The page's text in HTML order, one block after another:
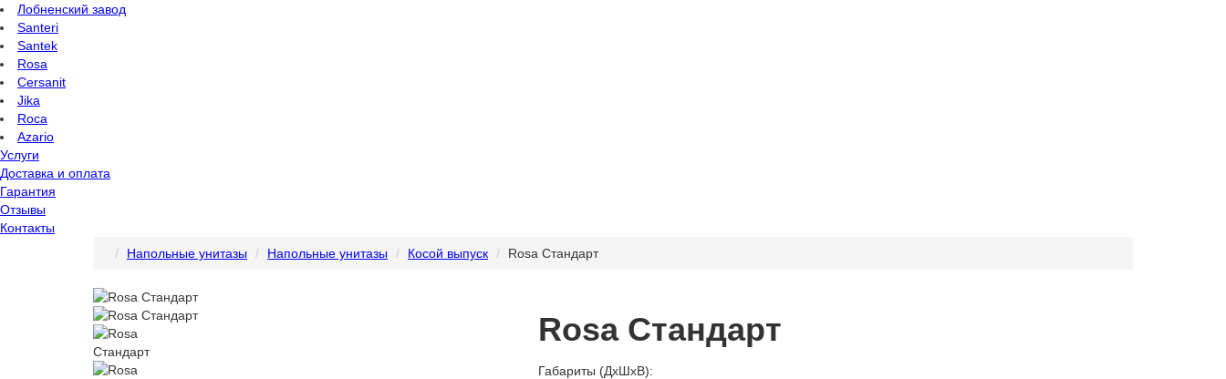
Лобненский завод
Santeri
Santek
Rosa
Cersanit
Jika
Roca
Azario
Услуги
Доставка и оплата
Гарантия
Отзывы
Контакты
Напольные унитазы
Напольные унитазы Косой выпуск Rosa Стандарт
Rosa Стандарт
Габариты (ДхШхВ):